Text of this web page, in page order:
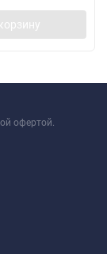
офертой.